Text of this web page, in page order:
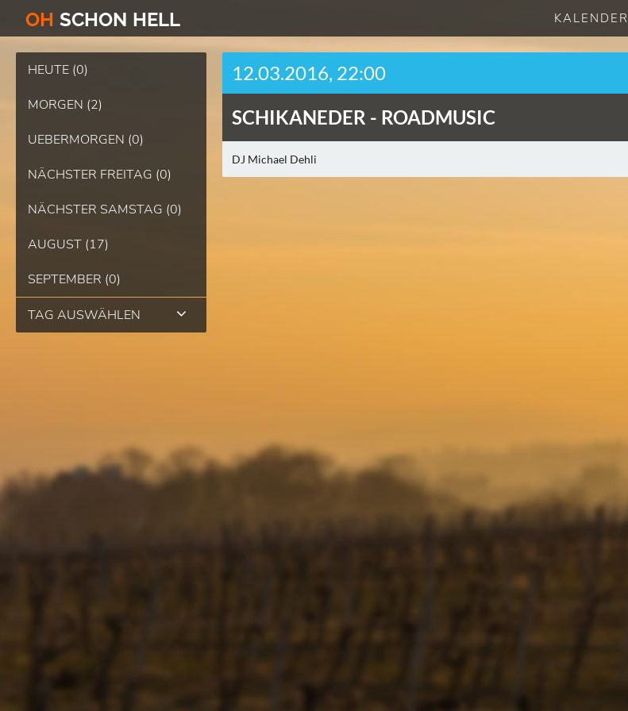
OH SCHON HELL KALENDER
HEUTE (0)
MORGEN (2)
UEBERMORGEN (0)
NÄCHSTER FREITAG (0)
NÄCHSTER SAMSTAG (0)
AUGUST (17)
SEPTEMBER (0)
TAG AUSWÄHLEN
12.03.2016, 22:00
SCHIKANEDER - ROADMUSIC
DJ Michael Dehli